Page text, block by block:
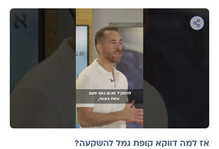
אז למה דווקא קופת גמל להשקעה?